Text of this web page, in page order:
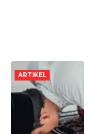
ARTIKEL